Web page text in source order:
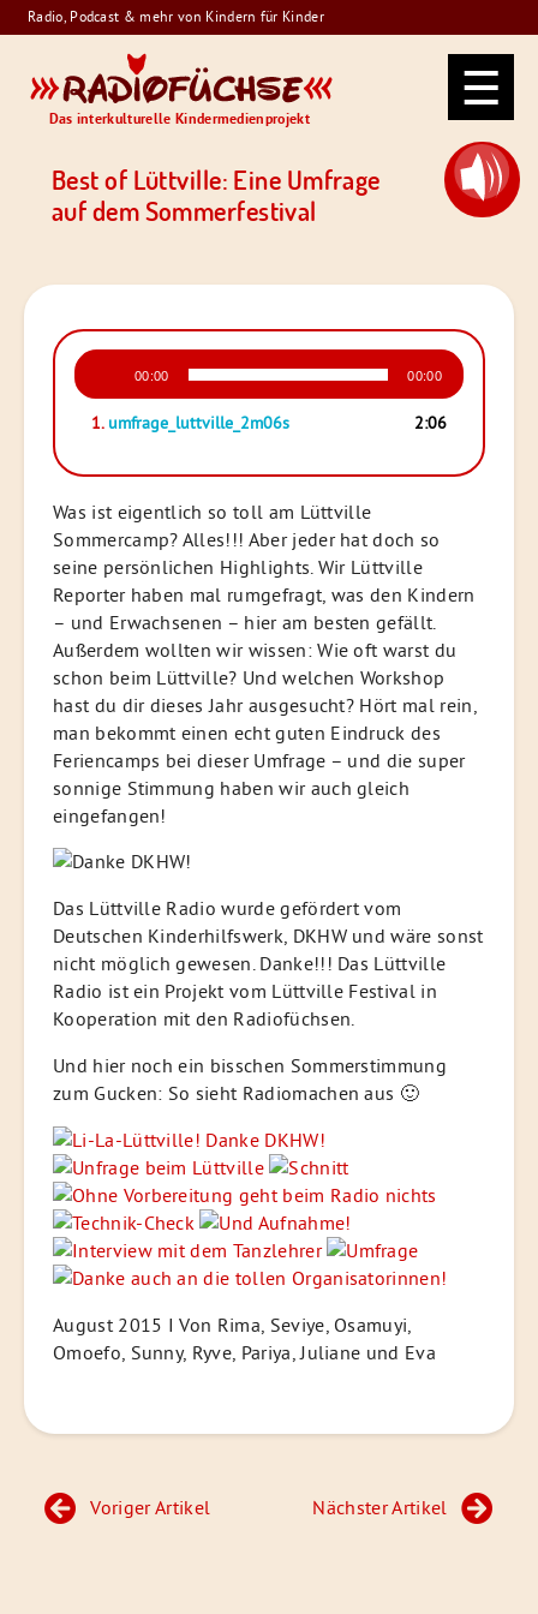
Skip
to
Radio, Podcast & mehr von Kindern für Kinder
Radiofüchse
Das interkulturelle Kindermedienprojekt
Best of Lüttville: Eine Umfrage
auf dem Sommerfestival
Audio-
Player
00:00 00:00
1. umfrage_luttville_2m06s 2:06
Was ist eigentlich so toll am Lüttville
Sommercamp? Alles!!! Aber jeder hat doch so
seine persönlichen Highlights. Wir Lüttville
Reporter haben mal rumgefragt, was den Kindern
– und Erwachsenen – hier am besten gefällt.
Außerdem wollten wir wissen: Wie oft warst du
schon beim Lüttville? Und welchen Workshop
hast du dir dieses Jahr ausgesucht? Hört mal rein,
man bekommt einen echt guten Eindruck des
Feriencamps bei dieser Umfrage – und die super
sonnige Stimmung haben wir auch gleich
eingefangen!
Das Lüttville Radio wurde gefördert vom
Deutschen Kinderhilfswerk, DKHW und wäre sonst
nicht möglich gewesen. Danke!!! Das Lüttville
Radio ist ein Projekt vom Lüttville Festival in
Kooperation mit den Radiofüchsen.
Und hier noch ein bisschen Sommerstimmung
zum Gucken: So sieht Radiomachen aus 🙂
August 2015 I Von Rima, Seviye, Osamuyi,
Omoefo, Sunny, Ryve, Pariya, Juliane und Eva
Beitragsnavigation
Voriger Artikel Nächster Artikel